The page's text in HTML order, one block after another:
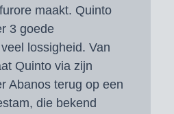
maakt. Quinto
3 goede
lossigheid. Van
Quinto via zijn
Abanos terug op een
die bekend